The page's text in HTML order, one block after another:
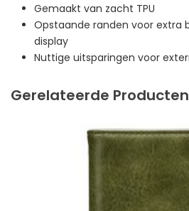
Gemaakt van zacht TPU
Opstaande randen voor extra
display
Nuttige uitsparingen voor
Gerelateerde Producten